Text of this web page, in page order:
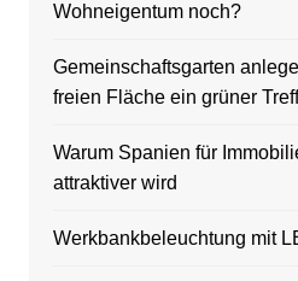
Wohneigentum noch?
Gemeinschaftsgarten
freien Fläche ein grüner
Warum Spanien für
attraktiver wird
Werkbankbeleuchtung mit